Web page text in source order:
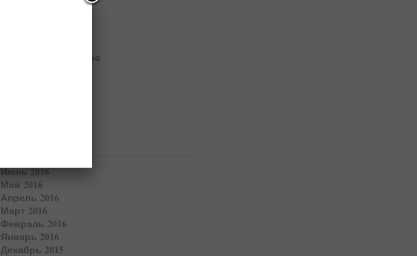
Сельское хозяйство
Июнь 2016
Май 2016
Апрель 2016
Март 2016
Февраль 2016
Январь 2016
Декабрь 2015